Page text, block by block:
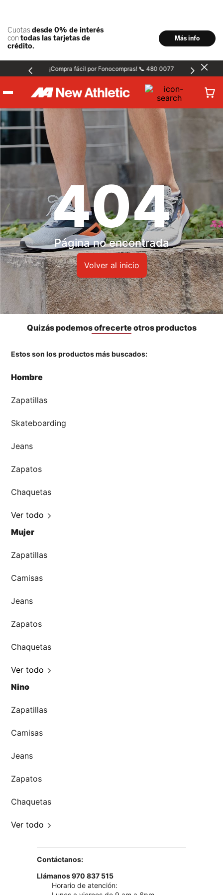
¡Compra fácil por Fonocompras! 📞 480 0077
Hombre
Mujer
Niños
Accesorios
🏃‍♀️🏃‍♂️ Zona del Hincha
👀 Lo Nuevo
🤑 Zona Outlet
Tiendas
404
Página no encontrada
Volver al inicio
Quizás podemos ofrecerte otros productos
Estos son los productos más buscados:
Hombre
Zapatillas
Skateboarding
Jeans
Zapatos
Chaquetas
Ver todo
Mujer
Zapatillas
Camisas
Jeans
Zapatos
Chaquetas
Ver todo
Nino
Zapatillas
Camisas
Jeans
Zapatos
Chaquetas
Ver todo
Contáctanos:
Llámanos 970 837 515
Horario de atención: